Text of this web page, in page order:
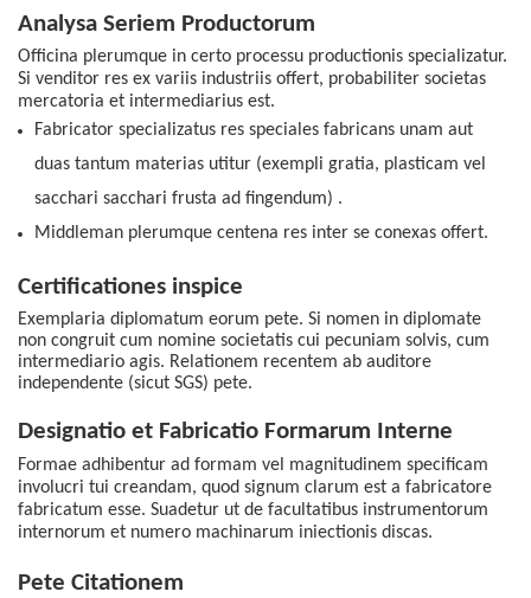
Analysa Seriem Productorum
Officina plerumque in certo processu productionis specializatur.
Si venditor res ex variis industriis offert, probabiliter societas
mercatoria et intermediarius est.
Fabricator specializatus res speciales fabricans unam aut
duas tantum materias utitur (exempli gratia, plasticam vel
sacchari sacchari frusta ad fingendum) .
Middleman plerumque centena res inter se conexas offert.
Certificationes inspice
Exemplaria diplomatum eorum pete. Si nomen in diplomate
non congruit cum nomine societatis cui pecuniam solvis, cum
intermediario agis. Relationem recentem ab auditore
independente (sicut SGS) pete.
Designatio et Fabricatio Formarum Interne
Formae adhibentur ad formam vel magnitudinem specificam
involucri tui creandam, quod signum clarum est a fabricatore
fabricatum esse. Suadetur ut de facultatibus instrumentorum
internorum et numero machinarum iniectionis discas.
Pete Citationem